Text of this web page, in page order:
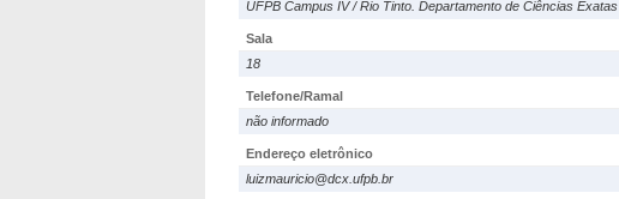
UFPB Campus IV / Rio Tinto. Departamento de Ciências Exatas
Sala
18
Telefone/Ramal
não informado
Endereço eletrônico
luizmauricio@dcx.ufpb.br